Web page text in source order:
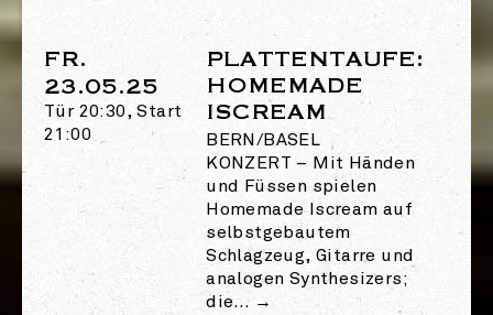
FR.
23.05.25
Tür 20:30, Start
21:00
PLATTENTAUFE:
HOMEMADE
ISCREAM
BERN/BASEL
KONZERT – Mit Händen
und Füssen spielen
Homemade Iscream auf
selbstgebautem
Schlagzeug, Gitarre und
analogen Synthesizers;
die… →